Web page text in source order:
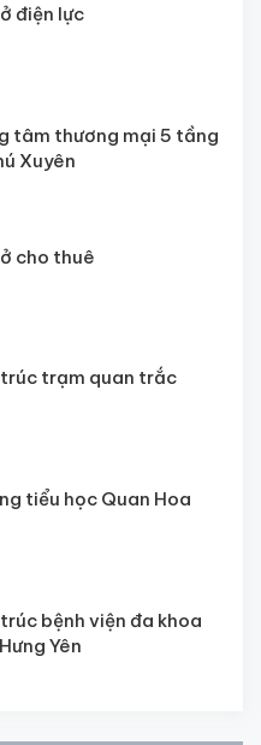
điện lực
tâm thương mại 5 tầng
Xuyên
cho thuê
trúc trạm quan trắc
tiểu học Quan Hoa
bệnh viện đa khoa
Yên